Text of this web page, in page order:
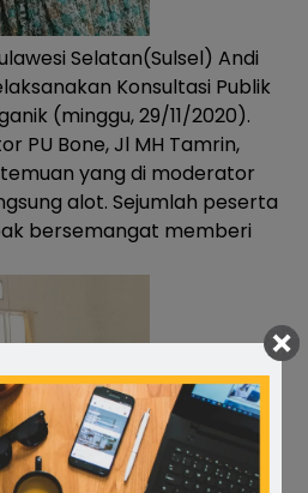
Selatan(Sulsel) Andi
Konsultasi Publik
(minggu, 29/11/2020).
PU Bone, Jl MH Tamrin,
yang di moderator
alot. Sejumlah peserta
bersemangat memberi